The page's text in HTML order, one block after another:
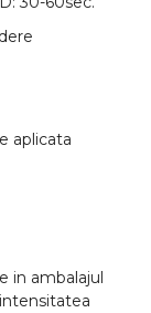
aplicata
in ambalajul